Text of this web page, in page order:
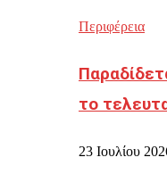
Περιφέρεια
το
23 Ιουλίου